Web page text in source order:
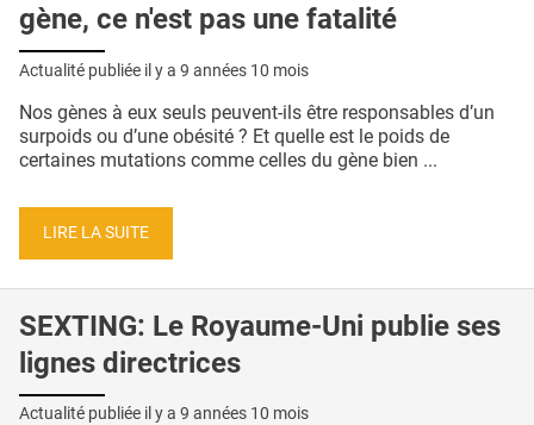
gène, ce n'est pas une fatalité
Actualité publiée il y a 9 années 10 mois
Nos gènes à eux seuls peuvent-ils être responsables d’un
surpoids ou d’une obésité ? Et quelle est le poids de
certaines mutations comme celles du gène bien ...
LIRE LA SUITE
SEXTING: Le Royaume-Uni publie ses
lignes directrices
Actualité publiée il y a 9 années 10 mois